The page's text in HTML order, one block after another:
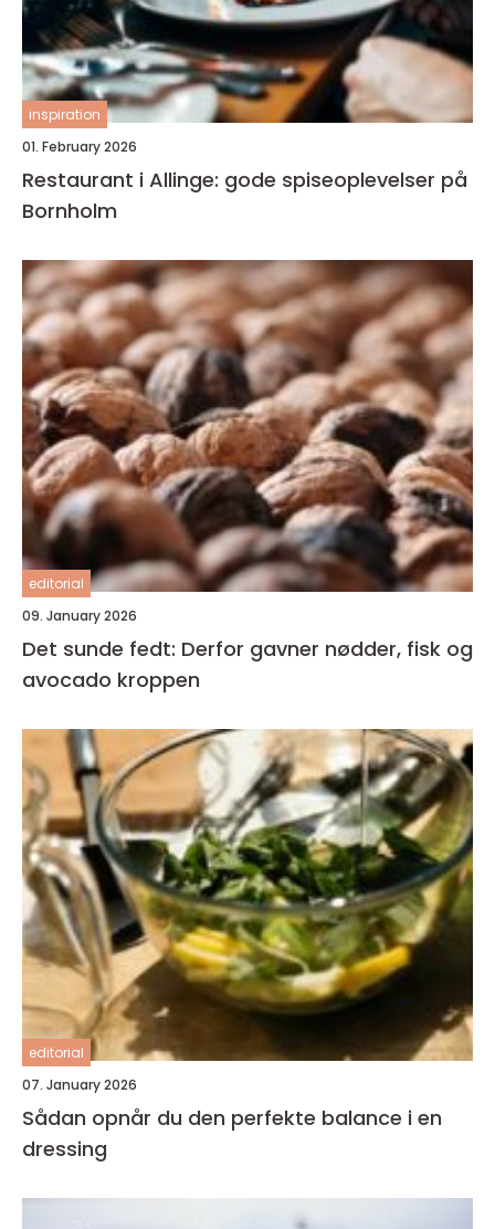
inspiration
01. February 2026
Restaurant i Allinge: gode spiseoplevelser på
Bornholm
editorial
09. January 2026
Det sunde fedt: Derfor gavner nødder, fisk og
avocado kroppen
editorial
07. January 2026
Sådan opnår du den perfekte balance i en
dressing